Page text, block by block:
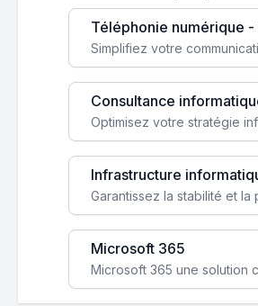
Téléphonie numérique -
Consultance
Infrastructure
Microsoft 365